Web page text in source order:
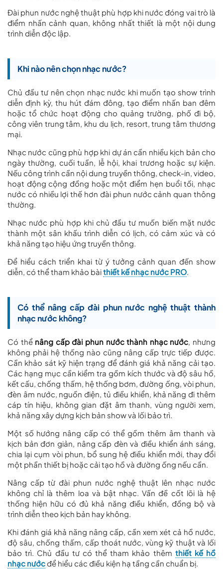
Đài phun nước nghệ thuật phù hợp khi nước đóng vai trò là
điểm nhấn cảnh quan, không nhất thiết là một nội dung
trình diễn độc lập.
Khi nào nên chọn nhạc nước?
Chủ đầu tư nên chọn nhạc nước khi muốn tạo show trình
diễn định kỳ, thu hút đám đông, tạo điểm nhấn ban đêm
hoặc tổ chức hoạt động cho quảng trường, phố đi bộ,
công viên trung tâm, khu du lịch, resort, trung tâm thương
mại.
Nhạc nước cũng phù hợp khi dự án cần nhiều kịch bản cho
ngày thường, cuối tuần, lễ hội, khai trương hoặc sự kiện.
Nếu công trình cần nội dung truyền thông, check-in, video,
hoạt động cộng đồng hoặc một điểm hẹn buổi tối, nhạc
nước có nhiều lợi thế hơn đài phun nước cảnh quan thông
thường.
Nhạc nước phù hợp khi chủ đầu tư muốn biến mặt nước
thành một sân khấu trình diễn có lịch, có cảm xúc và có
khả năng tạo hiệu ứng truyền thông.
Để hiểu cách triển khai từ ý tưởng cảnh quan đến show
diễn, có thể tham khảo bàithiết kế nhạc nước PRO.
Có thể nâng cấp đài phun nước nghệ thuật thành
nhạc nước không?
Có thể nâng cấp đài phun nước thành nhạc nước, nhưng
không phải hệ thống nào cũng nâng cấp trực tiếp được.
Cần khảo sát kỹ hiện trạng để đánh giá khả năng cải tạo.
Các hạng mục cần kiểm tra gồm kích thước và độ sâu hồ,
kết cấu, chống thấm, hệ thống bơm, đường ống, vòi phun,
đèn âm nước, nguồn điện, tủ điều khiển, khả năng đi thêm
cáp tín hiệu, không gian đặt âm thanh, vùng người xem,
khả năng xây dựng kịch bản show và lối bảo trì.
Một số hướng nâng cấp có thể gồm thêm âm thanh và
kịch bản đơn giản, nâng cấp đèn và điều khiển ánh sáng,
chia lại cụm vòi phun, bổ sung hệ điều khiển mới, thay đổi
một phần thiết bị hoặc cải tạo hồ và đường ống nếu cần.
Nâng cấp từ đài phun nước nghệ thuật lên nhạc nước
không chỉ là thêm loa và bật nhạc. Vấn đề cốt lõi là hệ
thống hiện hữu có đủ khả năng điều khiển, đồng bộ và
trình diễn theo kịch bản hay không.
Khi đánh giá khả năng nâng cấp, cần xem xét cả hồ nước,
độ sâu, chống thấm, cấp thoát nước, vùng kỹ thuật và lối
bảo trì. Chủ đầu tư có thể tham khảo thêm thiết kế hồ
nhạc nướcđể hiểu các điều kiện hạ tầng cần chuẩn bị.